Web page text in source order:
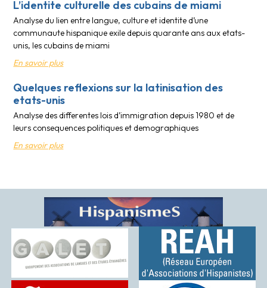
L’identite culturelle des cubains de miami
Analyse du lien entre langue, culture et identite d’une
communaute hispanique exile depuis quarante ans aux etats-
unis, les cubains de miami
En savoir plus
Quelques reflexions sur la latinisation des
etats-unis
Analyse des differentes lois d’immigration depuis 1980 et de
leurs consequences politiques et demographiques
En savoir plus